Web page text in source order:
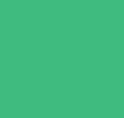
2 шт.